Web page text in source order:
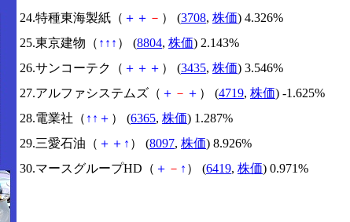
24.特種東海製紙（ ＋ ＋ － ） (3708, 株価) 4.326%
25.東京建物（ ↑ ↑ ↑ ） (8804, 株価) 2.143%
26.サンコーテク（ ＋ ＋ ＋ ） (3435, 株価) 3.546%
27.アルファシステムズ（ ＋ － ＋ ） (4719, 株価) -1.625%
28.電業社（ ↑ ↑ ＋ ） (6365, 株価) 1.287%
29.三愛石油（ ＋ ＋ ↑ ） (8097, 株価) 8.926%
30.マースグループHD（ ＋ － ↑ ） (6419, 株価) 0.971%